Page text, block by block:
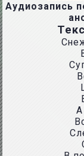
Аудиозапись